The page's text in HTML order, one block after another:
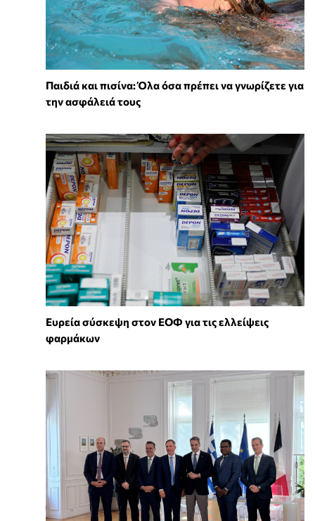
Παιδιά και πισίνα: Όλα όσα πρέπει να γνωρίζετε για
την ασφάλειά τους
Ευρεία σύσκεψη στον ΕΟΦ για τις ελλείψεις
φαρμάκων